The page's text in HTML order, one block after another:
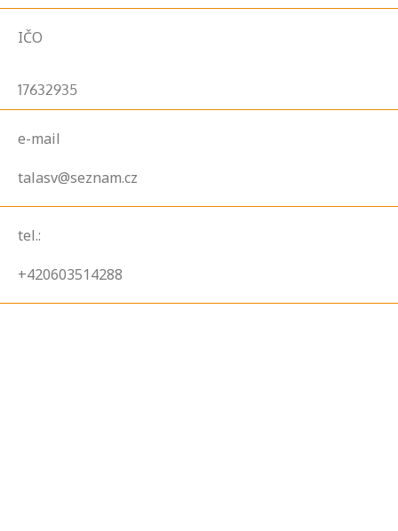
IČO
17632935
e-mail
talasv@seznam.cz
tel.:
+420603514288